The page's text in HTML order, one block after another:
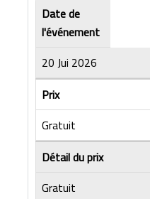
Date de
l'événement
20 Jui 2026
Prix
Gratuit
Détail du prix
Gratuit